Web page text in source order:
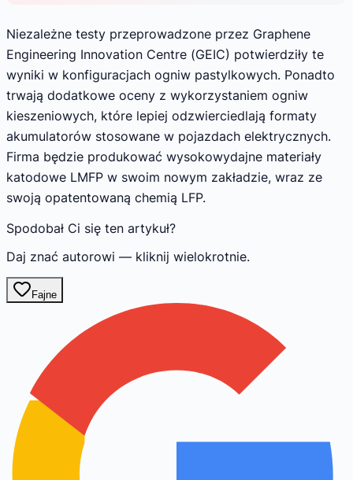
Niezależne testy przeprowadzone przez Graphene
Engineering Innovation Centre (GEIC) potwierdziły te
wyniki w konfiguracjach ogniw pastylkowych. Ponadto
trwają dodatkowe oceny z wykorzystaniem ogniw
kieszeniowych, które lepiej odzwierciedlają formaty
akumulatorów stosowane w pojazdach elektrycznych.
Firma będzie produkować wysokowydajne materiały
katodowe LMFP w swoim nowym zakładzie, wraz ze
swoją opatentowaną chemią LFP.
Spodobał Ci się ten artykuł?
Daj znać autorowi — kliknij wielokrotnie.
Fajne